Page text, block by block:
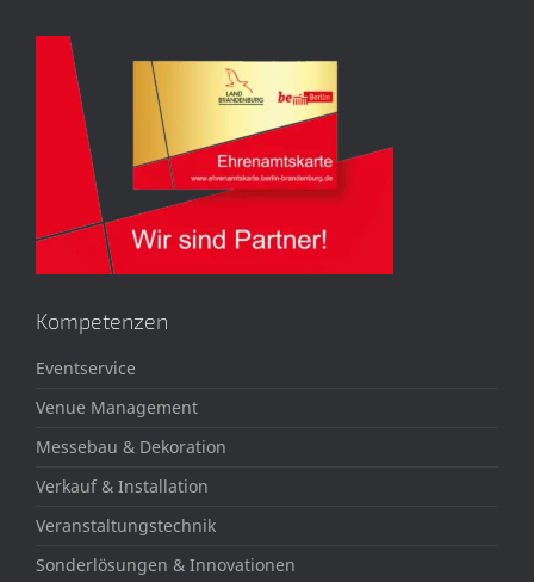
Kompetenzen
Eventservice
Venue Management
Messebau & Dekoration
Verkauf & Installation
Veranstaltungstechnik
Sonderlösungen & Innovationen